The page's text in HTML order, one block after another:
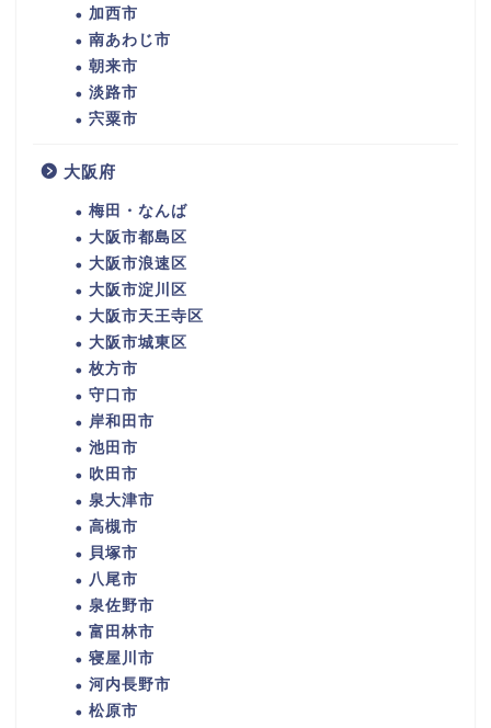
加西市
南あわじ市
朝来市
淡路市
宍粟市
大阪府
梅田・なんば
大阪市都島区
大阪市浪速区
大阪市淀川区
大阪市天王寺区
大阪市城東区
枚方市
守口市
岸和田市
池田市
吹田市
泉大津市
高槻市
貝塚市
八尾市
泉佐野市
富田林市
寝屋川市
河内長野市
松原市